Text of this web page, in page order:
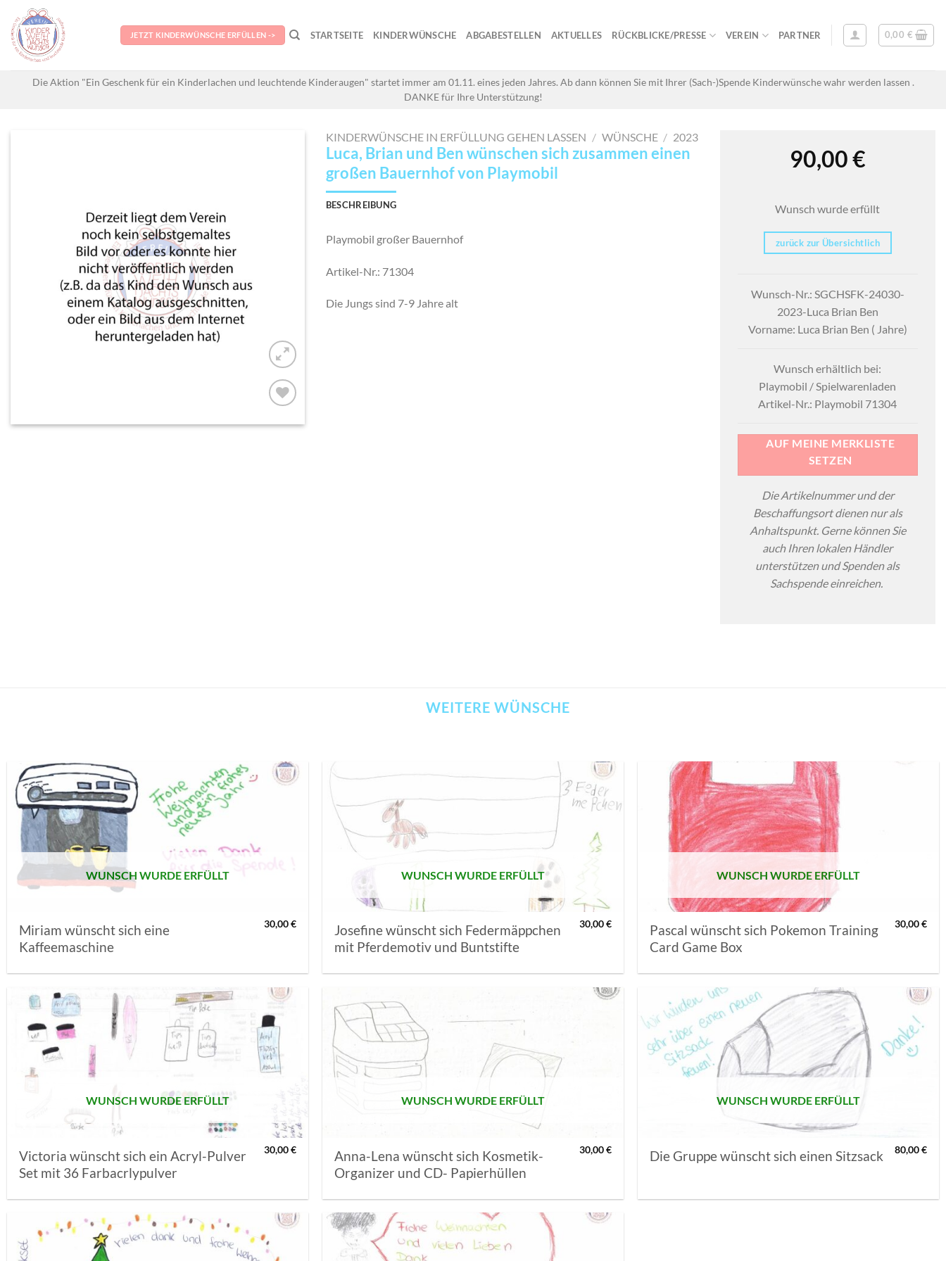
content
JETZT KINDERWÜNSCHE ERFÜLLEN -> STARTSEITE KINDERWÜNSCHE ABGABESTELLEN AKTUELLES RÜCKBLICKE/PRESSE VEREIN PARTNER 0,00 €
Die Aktion "Ein Geschenk für ein Kinderlachen und leuchtende Kinderaugen" startet immer am 01.11. eines jeden Jahres. Ab dann können Sie mit Ihrer (Sach-)Spende Kinderwünsche wahr werden lassen .
DANKE für Ihre Unterstützung!
AUF MEINE
KINDERWÜNSCHE IN ERFÜLLUNG GEHEN LASSEN / WÜNSCHE / 2023
Luca, Brian und Ben wünschen sich zusammen einen
großen Bauernhof von Playmobil
BESCHREIBUNG
Playmobil großer Bauernhof
Artikel-Nr.: 71304
Die Jungs sind 7-9 Jahre alt
90,00€
Wunsch wurde erfüllt
zurück zur Übersichtlich
Wunsch-Nr.: SGCHSFK-24030-
2023-Luca Brian Ben
Vorname: Luca Brian Ben ( Jahre)
Wunsch erhältlich bei:
Playmobil / Spielwarenladen
Artikel-Nr.: Playmobil 71304
AUF MEINE MERKLISTE
SETZEN
Die Artikelnummer und der
Beschaffungsort dienen nur als
Anhaltspunkt. Gerne können Sie
auch Ihren lokalen Händler
unterstützen und Spenden als
Sachspende einreichen.
WEITERE WÜNSCHE
WUNSCH WURDE ERFÜLLT
Miriam wünscht sich eine
Kaffeemaschine
30,00€
AUF MEINE
MERKLISTE
WUNSCH WURDE ERFÜLLT
Josefine wünscht sich Federmäppchen
mit Pferdemotiv und Buntstifte
30,00€
WUNSCH WURDE ERFÜLLT
Pascal wünscht sich Pokemon Training
Card Game Box
30,00€
AUF MEINE
MERKLISTE
SETZEN
WUNSCH WURDE ERFÜLLT
Victoria wünscht sich ein Acryl-Pulver
Set mit 36 Farbacrlypulver
30,00€
MERKLISTE
WUNSCH WURDE ERFÜLLT
Anna-Lena wünscht sich Kosmetik-
Organizer und CD- Papierhüllen
30,00€
AUF MEINE
MERKLISTE
SETZEN
WUNSCH WURDE ERFÜLLT
Die Gruppe wünscht sich einen Sitzsack 80,00€
AUF MEINE
AUF MEINE